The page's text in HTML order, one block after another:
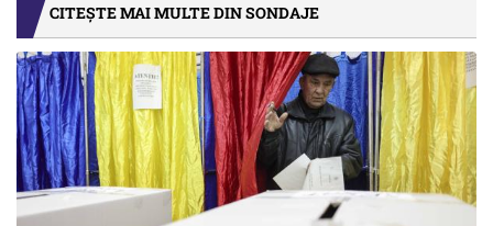
CITEȘTE MAI MULTE DIN SONDAJE